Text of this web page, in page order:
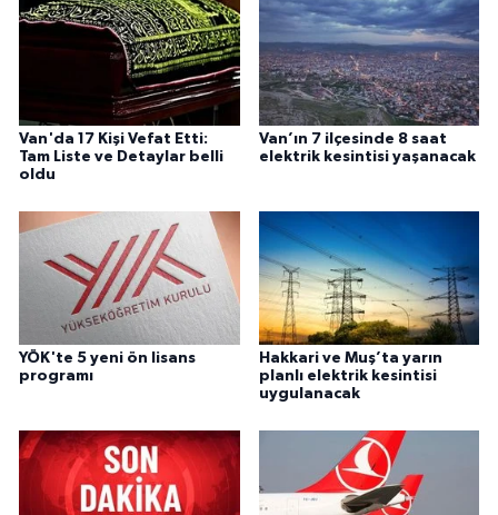
Van'da 17 Kişi Vefat Etti:
Tam Liste ve Detaylar belli
oldu
Van’ın 7 ilçesinde 8 saat
elektrik kesintisi yaşanacak
YÖK'te 5 yeni ön lisans
programı
Hakkari ve Muş’ta yarın
planlı elektrik kesintisi
uygulanacak